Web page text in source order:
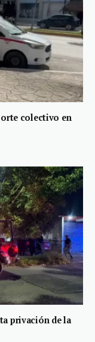
colectivo en
privación de la